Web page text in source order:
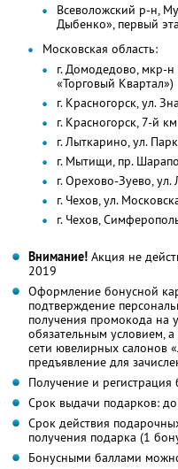
Всеволожский р-н,
Дыбенко», первый
Московская область:
г. Домодедово, мкр-
«Торговый Квартал»)
г. Красногорск, ул.
г. Красногорск, 7-й
г. Лыткарино, ул.
г. Мытищи, пр.
г. Орехово-Зуево,
г. Чехов, ул.
г. Чехов,
Внимание! Акция не
2019
Оформление бонусной
подтверждение
получения промокода на
обязательным условием,
сети ювелирных салонов
предъявление для
Получение и
Срок выдачи подарков:
Срок действия
получения подарка (1
Бонусными баллами